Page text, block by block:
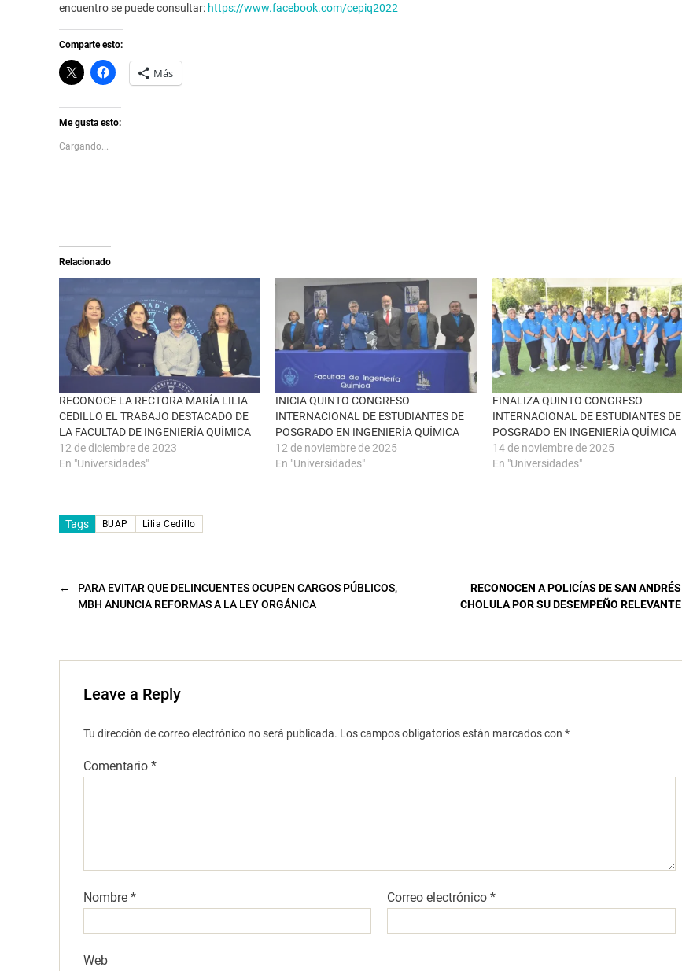
encuentro se puede consultar: https://www.facebook.com/cepiq2022
Comparte esto:
C
l
k
t
o
s
h
e
b
n
u
n
a
v
e
n
t
n
a
n
u
e
v
a
)
H
a
l
i
t
r
c
e
b
o
o
k
(
e
a
b
r
e
e
n
u
n
t
u
e
v
a
Más
Me gusta esto:
Cargando...
Relacionado
RECONOCE LA RECTORA MARÍA LILIA
CEDILLO EL TRABAJO DESTACADO DE
LA FACULTAD DE INGENIERÍA QUÍMICA
12 de diciembre de 2023
En "Universidades"
INICIA QUINTO CONGRESO
INTERNACIONAL DE ESTUDIANTES DE
POSGRADO EN INGENIERÍA QUÍMICA
12 de noviembre de 2025
En "Universidades"
FINALIZA QUINTO CONGRESO
INTERNACIONAL DE ESTUDIANTES DE
POSGRADO EN INGENIERÍA QUÍMICA
14 de noviembre de 2025
En "Universidades"
Tags BUAP Lilia Cedillo
←
PARA EVITAR QUE DELINCUENTES OCUPEN CARGOS PÚBLICOS,
MBH ANUNCIA REFORMAS A LA LEY ORGÁNICA
RECONOCEN A POLICÍAS DE SAN ANDRÉS
CHOLULA POR SU DESEMPEÑO RELEVANTE
Leave a Reply
Tu dirección de correo electrónico no será publicada. Los campos obligatorios están marcados con *
Comentario *
Nombre * Correo electrónico*
Web